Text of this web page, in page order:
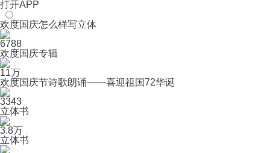
打开APP
欢度国庆怎么样写立体
6788
欢度国庆专辑
11万
欢度国庆节诗歌朗诵——喜迎祖国72华诞
3343
立体书
3.8万
立体书